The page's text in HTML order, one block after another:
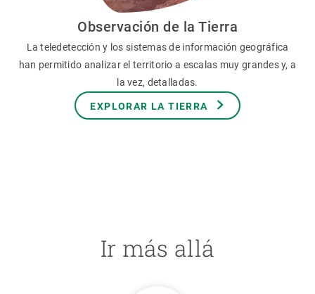
Observación de la Tierra
La teledetección y los sistemas de información geográfica
han permitido analizar el territorio a escalas muy grandes y, a
la vez, detalladas.
EXPLORAR LA TIERRA
Ir más allá